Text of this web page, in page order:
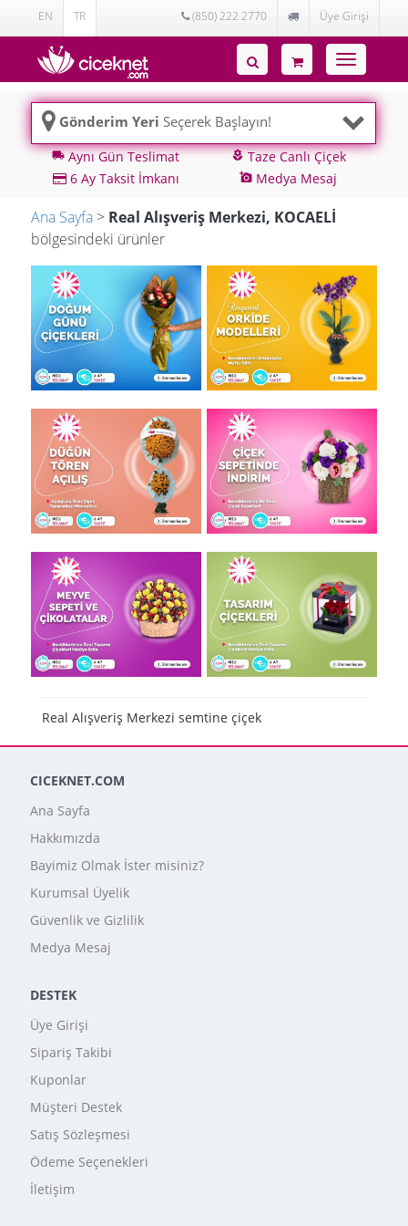
EN TR (850) 222 2770 Üye Girişi
Toggle
navigation
Gönderim Yeri Seçerek Başlayın!
local_shippingAynı Gün Teslimat local_floristTaze Canlı Çiçek
6 Ay Taksit İmkanı
add_a_photo Medya Mesaj
Ana Sayfa > Real Alışveriş Merkezi, KOCAELİ
bölgesindeki ürünler
Real Alışveriş Merkezi semtine çiçek
CICEKNET.COM
Ana Sayfa
Hakkımızda
Bayimiz Olmak İster misiniz?
Kurumsal Üyelik
Güvenlik ve Gizlilik
Medya Mesaj
DESTEK
Üye Girişi
Sipariş Takibi
Kuponlar
Müşteri Destek
Satış Sözleşmesi
Ödeme Seçenekleri
İletişim